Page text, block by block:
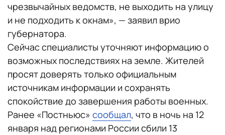
чрезвычайных ведомств, не выходить на улицу
и не подходить к окнам», — заявил врио
губернатора.
Сейчас специалисты уточняют информацию о
возможных последствиях на земле. Жителей
просят доверять только официальным
источникам информации и сохранять
спокойствие до завершения работы военных.
Ранее «Постньюс» сообщал, что в ночь на 12
января над регионами России сбили 13